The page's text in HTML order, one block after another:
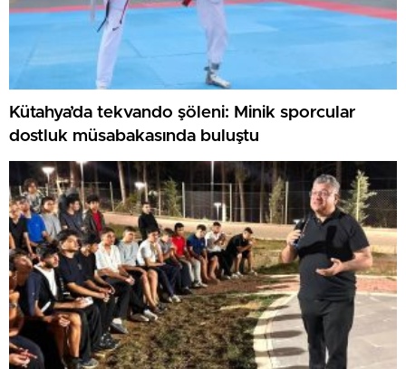
Kütahya’da tekvando şöleni: Minik sporcular
dostluk müsabakasında buluştu